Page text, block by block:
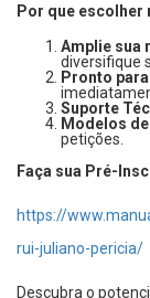
Por que
Amplie sua
diversifique
Pronto
Suporte
Modelos
petições.
Faça sua Pré-
https://
rui-juliano-pericia/
Descubra o